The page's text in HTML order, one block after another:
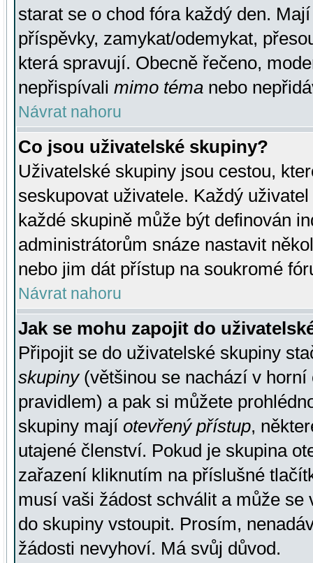
starat se o chod fóra každý den.
příspěvky, zamykat/odemykat,
která spravují. Obecně řečeno,
nepřispívali mimo téma nebo
Návrat nahoru
Co jsou uživatelské skupiny?
Uživatelské skupiny jsou cestou,
seskupovat uživatele. Každý
každé skupině může být definován
administrátorům snáze nastavit
nebo jim dát přístup na soukromé
Návrat nahoru
Jak se mohu zapojit do
Připojit se do uživatelské skupiny
skupiny(většinou se nachází v horní
pravidlem) a pak si můžete
skupiny mají otevřený přístup,
utajené členství. Pokud je skupina
zařazení kliknutím na příslušné
musí vaši žádost schválit a může se
do skupiny vstoupit. Prosím,
žádosti nevyhoví. Má svůj důvod.